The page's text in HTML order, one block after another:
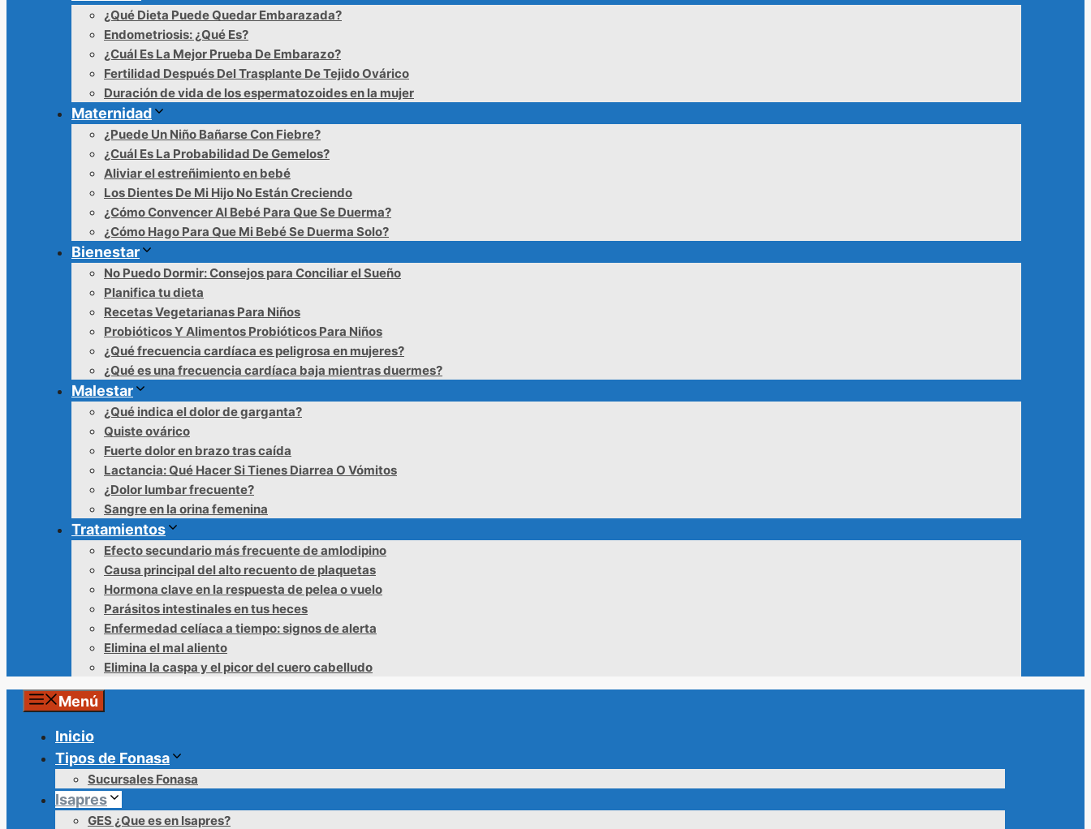
¿Qué Dieta Puede Quedar Embarazada?
Endometriosis: ¿Qué Es?
¿Cuál Es La Mejor Prueba De Embarazo?
Fertilidad Después Del Trasplante De Tejido Ovárico
Duración de vida de los espermatozoides en la mujer
Maternidad
¿Puede Un Niño Bañarse Con Fiebre?
¿Cuál Es La Probabilidad De Gemelos?
Aliviar el estreñimiento en bebé
Los Dientes De Mi Hijo No Están Creciendo
¿Cómo Convencer Al Bebé Para Que Se Duerma?
¿Cómo Hago Para Que Mi Bebé Se Duerma Solo?
Bienestar
No Puedo Dormir: Consejos para Conciliar el Sueño
Planifica tu dieta
Recetas Vegetarianas Para Niños
Probióticos Y Alimentos Probióticos Para Niños
¿Qué frecuencia cardíaca es peligrosa en mujeres?
¿Qué es una frecuencia cardíaca baja mientras duermes?
Malestar
¿Qué indica el dolor de garganta?
Quiste ovárico
Fuerte dolor en brazo tras caída
Lactancia: Qué Hacer Si Tienes Diarrea O Vómitos
¿Dolor lumbar frecuente?
Sangre en la orina femenina
Tratamientos
Efecto secundario más frecuente de amlodipino
Causa principal del alto recuento de plaquetas
Hormona clave en la respuesta de pelea o vuelo
Parásitos intestinales en tus heces
Enfermedad celíaca a tiempo: signos de alerta
Elimina el mal aliento
Elimina la caspa y el picor del cuero cabelludo
Menú
Inicio
Tipos de Fonasa
Sucursales Fonasa
Isapres
GES ¿Que es en Isapres?